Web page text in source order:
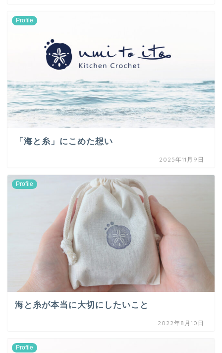
Profile
「海と糸」にこめた想い
2025年11月9日
Profile
海と糸が本当に大切にしたいこと
2022年8月10日
Profile